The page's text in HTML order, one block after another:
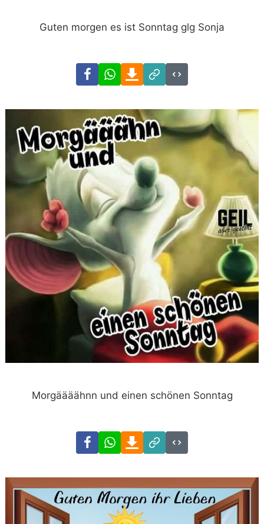
Guten morgen es ist Sonntag glg Sonja
FacebookWhatsAppDownload
Link
Code
Morgäääähnn und einen schönen Sonntag
FacebookWhatsAppDownload
Link
Code